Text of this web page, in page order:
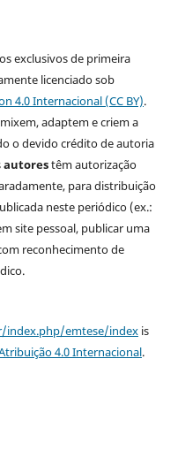
exclusivos de primeira
licenciado sob
4.0 Internacional (CC BY).
adaptem e criem a
o devido crédito de autoria
autorestêm autorização
para distribuição
neste periódico (ex.:
site pessoal, publicar uma
reconhecimento de
index.php/emtese/indexis
4.0 Internacional.